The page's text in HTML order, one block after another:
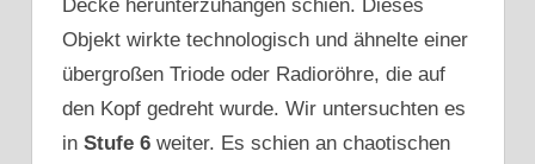
Decke herunterzuhängen schien. Dieses
Objekt wirkte technologisch und ähnelte einer
übergroßen Triode oder Radioröhre, die auf
den Kopf gedreht wurde. Wir untersuchten es
in Stufe 6 weiter. Es schien an chaotischen